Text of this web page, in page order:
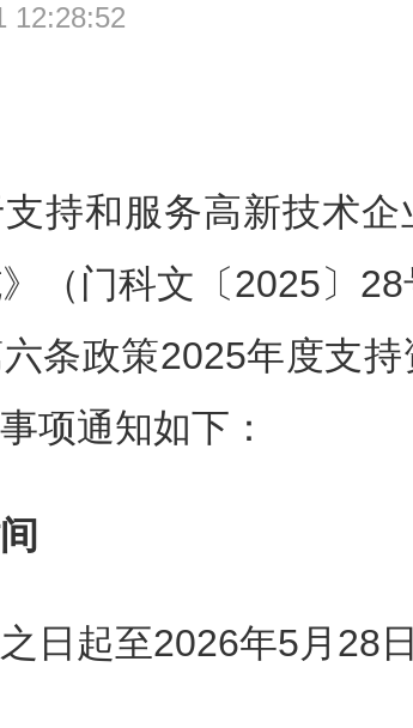
12:28:52
持和服务高新技术企
（门科文〔2025〕
条政策2025年度支
项通知如下：
日起至2026年5月28日